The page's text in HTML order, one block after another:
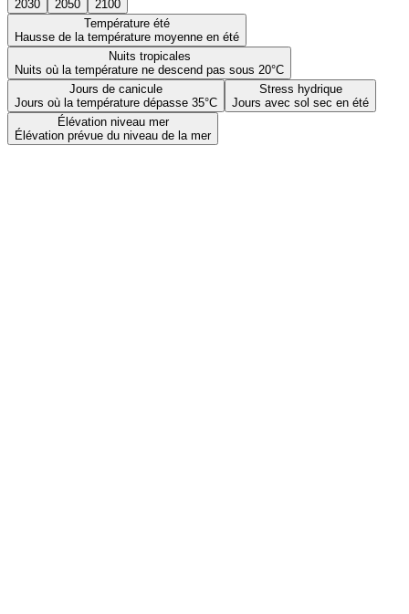
2030 2050
2100
Température été
Hausse de la température moyenne en été
Nuits tropicales
Nuits où la température ne descend pas sous 20°C
Jours de canicule
Jours où la température dépasse 35°C
Stress hydrique
Jours avec sol sec en été
Élévation niveau mer
Élévation prévue du niveau de la mer